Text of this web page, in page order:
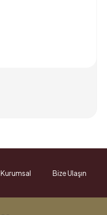
Kurumsal Bize Ulaşın